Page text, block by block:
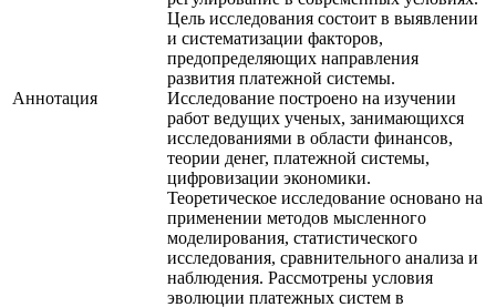
Аннотация
Цель исследования состоит в выявлении
и систематизации факторов,
предопределяющих направления
развития платежной системы.
Исследование построено на изучении
работ ведущих ученых, занимающихся
исследованиями в области финансов,
теории денег, платежной системы,
цифровизации экономики.
Теоретическое исследование основано на
применении методов мысленного
моделирования, статистического
исследования, сравнительного анализа и
наблюдения. Рассмотрены условия
эволюции платежных систем в